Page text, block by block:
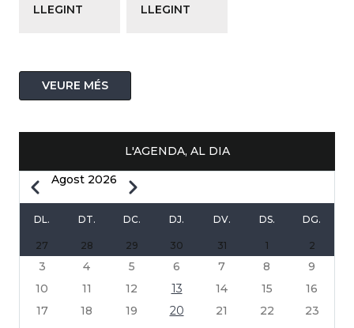
LLEGINT
LLEGINT
VEURE MÉS
L'AGENDA, AL DIA
PAGINACIÓ
Previous
Agost 2026 Next
DL. DT. DC. DJ. DV. DS. DG.
27 28 29 30 31 1 2
3 4 5 6 7 8
9
10
11 12 13 14 15
16
17
18 19 20 21 22
23